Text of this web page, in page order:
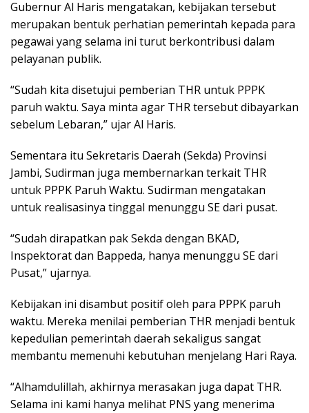
Gubernur Al Haris mengatakan, kebijakan tersebut
merupakan bentuk perhatian pemerintah kepada para
pegawai yang selama ini turut berkontribusi dalam
pelayanan publik.
“Sudah kita disetujui pemberian THR untuk PPPK
paruh waktu. Saya minta agar THR tersebut dibayarkan
sebelum Lebaran,” ujar Al Haris.
Sementara itu Sekretaris Daerah (Sekda) Provinsi
Jambi, Sudirman juga membernarkan terkait THR
untuk PPPK Paruh Waktu. Sudirman mengatakan
untuk realisasinya tinggal menunggu SE dari pusat.
“Sudah dirapatkan pak Sekda dengan BKAD,
Inspektorat dan Bappeda, hanya menunggu SE dari
Pusat,” ujarnya.
Kebijakan ini disambut positif oleh para PPPK paruh
waktu. Mereka menilai pemberian THR menjadi bentuk
kepedulian pemerintah daerah sekaligus sangat
membantu memenuhi kebutuhan menjelang Hari Raya.
“Alhamdulillah, akhirnya merasakan juga dapat THR.
Selama ini kami hanya melihat PNS yang menerima